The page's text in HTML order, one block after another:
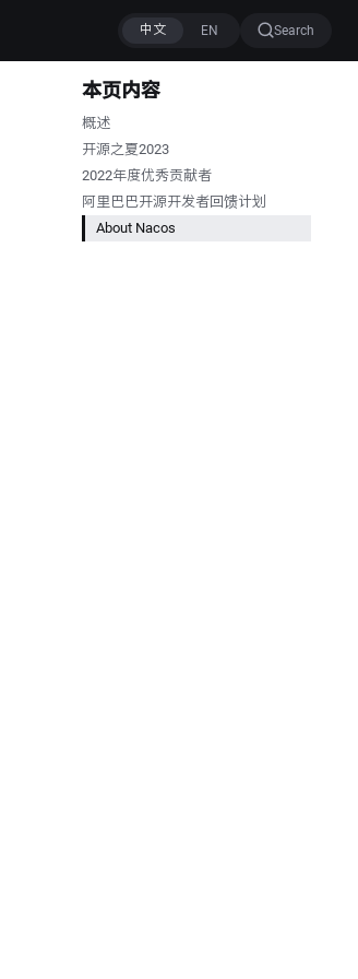
Search
本页内容
概述
开源之夏2023
2022年度优秀贡献者
阿里巴巴开源开发者回馈计划
About Nacos